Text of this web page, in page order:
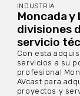
INDUSTRIA
Moncada
divisiones
servicio
Con esta
servicios a su
profesional
AVcast para
proyectos y